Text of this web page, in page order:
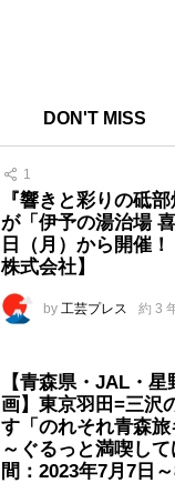
DON'T MISS
1
『響きと彩りの砥
が「伊予の湯治場
日（月）から開催
株式会社】
by 工芸プレス 約 3
【青森県・JAL・
画】東京羽田=三沢
す「のれそれ青森
～ぐるっと満喫し
間：2023年7月7日